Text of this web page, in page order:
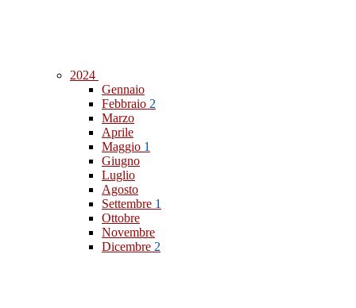
2024
Gennaio
Febbraio 2
Marzo
Aprile
Maggio 1
Giugno
Luglio
Agosto
Settembre 1
Ottobre
Novembre
Dicembre 2